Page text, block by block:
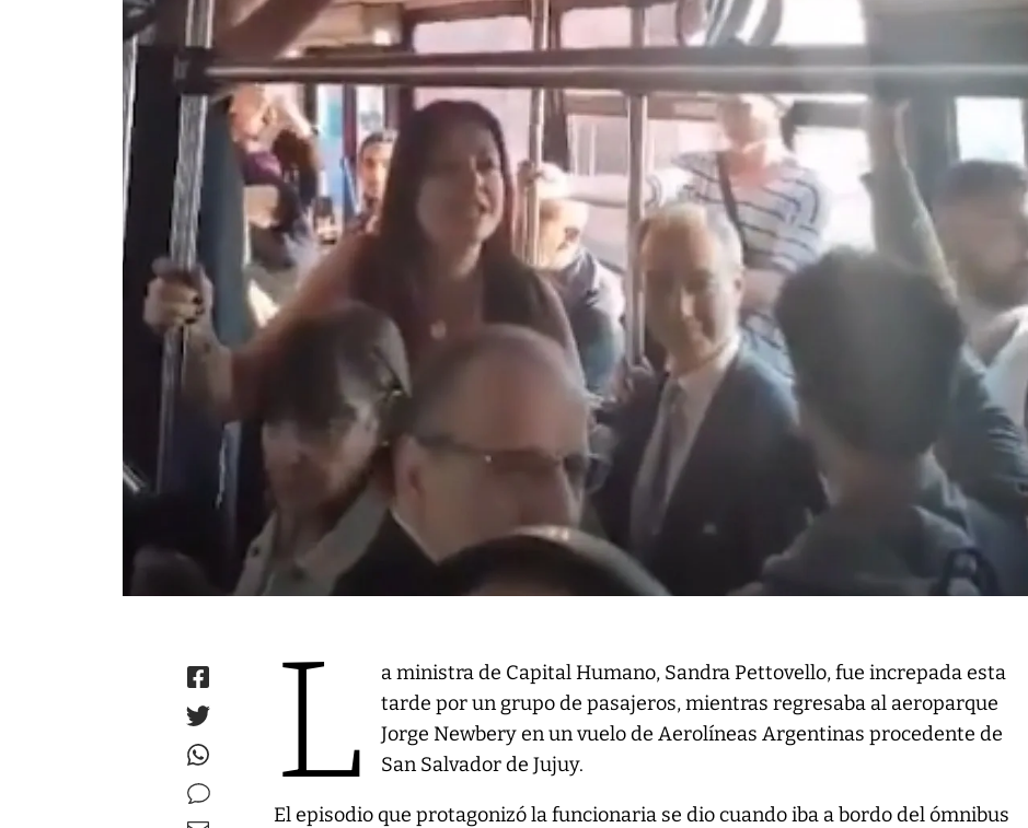
L
a ministra de Capital Humano, Sandra Pettovello, fue increpada esta
tarde por un grupo de pasajeros, mientras regresaba al aeroparque
Jorge Newbery en un vuelo de Aerolíneas Argentinas procedente de
San Salvador de Jujuy.
El episodio que protagonizó la funcionaria se dio cuando iba a bordo del ómnibus